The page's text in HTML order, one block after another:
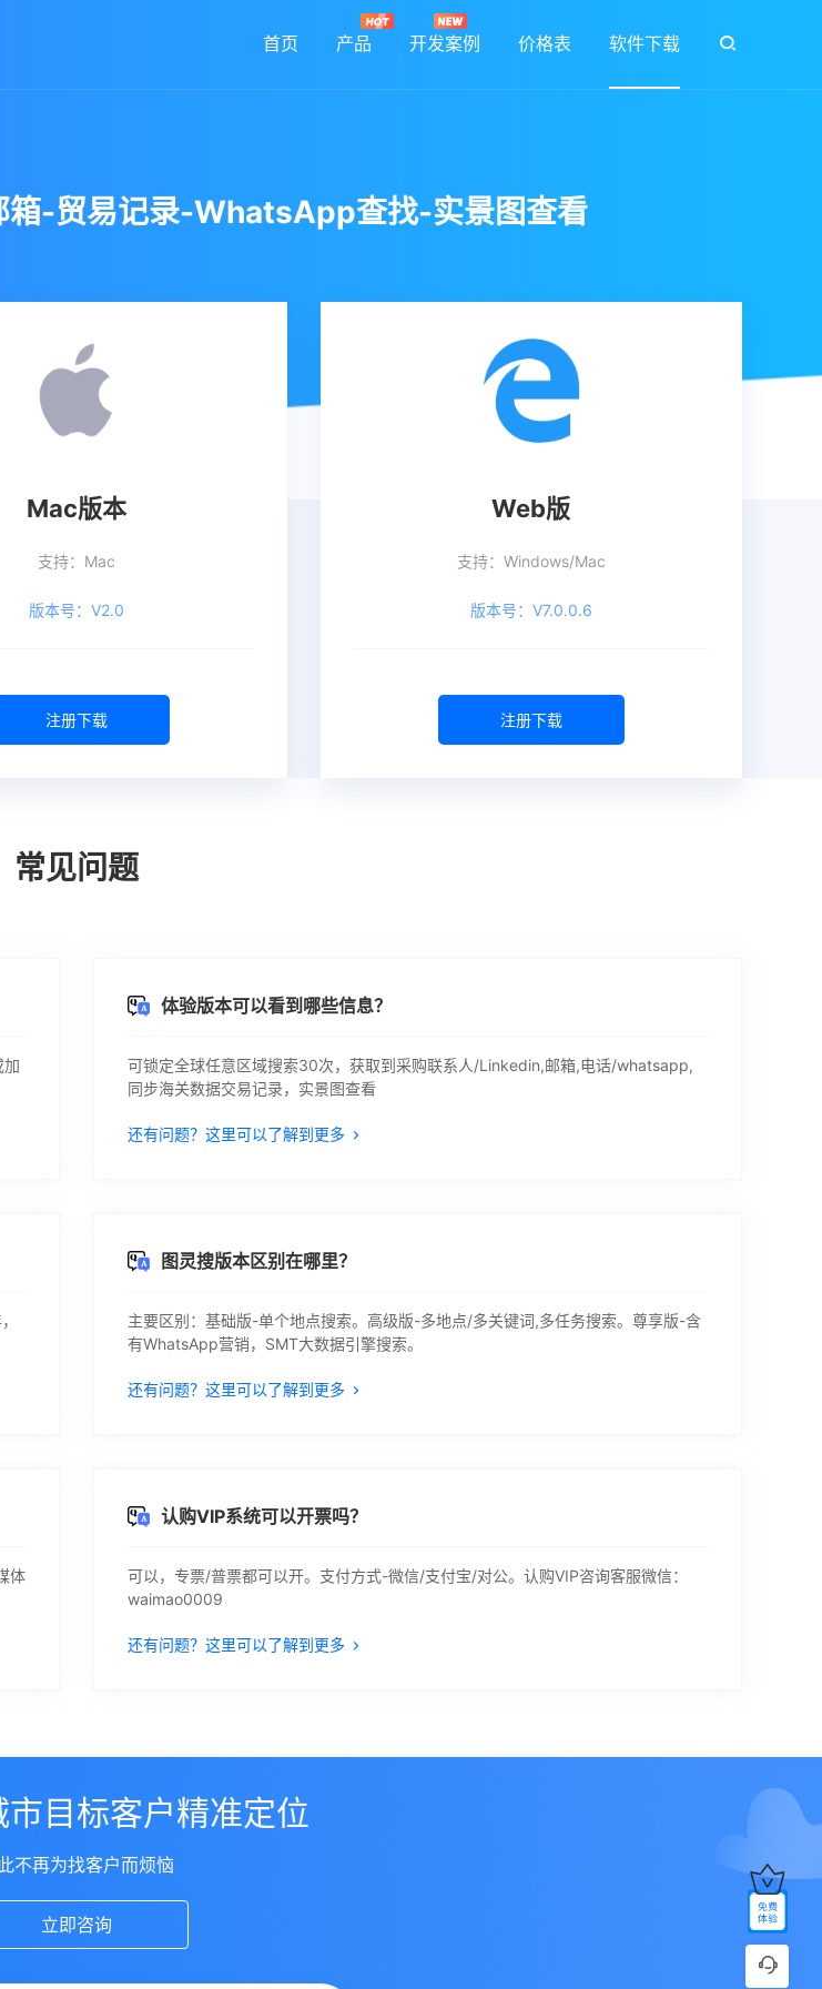
首页 产品 开发案例 价格表 软件下载
-贸易记录-WhatsApp查找-实景图查看
Mac版本
支持：Mac
版本号：V2.0
注册下载
Web版
支持：Windows/Mac
版本号：V7.0.0.6
注册下载
常见问题
加
体验版本可以看到哪些信息？
可锁定全球任意区域搜索30次，获取到采购联系人/Linkedin,邮箱,电话/whatsapp,
同步海关数据交易记录，实景图查看
还有问题？这里可以了解到更多
图灵搜版本区别在哪里？
主要区别：基础版-单个地点搜索。高级版-多地点/多关键词,多任务搜索。尊享版-含
有WhatsApp营销，SMT大数据引擎搜索。
还有问题？这里可以了解到更多
体
认购VIP系统可以开票吗？
可以，专票/普票都可以开。支付方式-微信/支付宝/对公。认购VIP咨询客服微信：
waimao0009
还有问题？这里可以了解到更多
目标客户精准定位
不再为找客户而烦恼
立即咨询